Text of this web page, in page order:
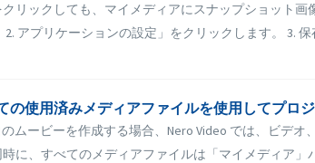
リックしても、マイメディアにスナップショット
2. アプリケーションの設定」をクリックします。 3.
の使用済みメディアファイルを使用してプロ
ムービーを作成する場合、Nero Video では、ビデ
に、すべてのメディアファイルは「マイメディア